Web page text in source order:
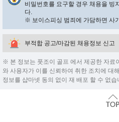
비밀번호를 요구할 경우 채용을 빙
다.
※ 보이스피싱 범죄에 가담하면 사
부적합 공고/마감된 채용정보 신고
※ 본 정보는 풋조이 골프 에서 제공한 자료
와 사용자가 이를 신뢰하여 취한 조치에 대
정보를 샵마넷 동의 없이 재 배포 할 수 없습